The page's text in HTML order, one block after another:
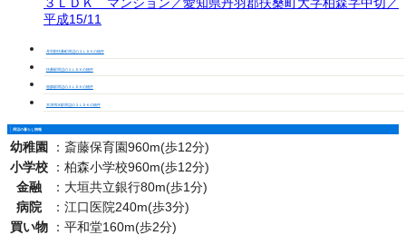
３ＬＤＫ マンション／愛知県丹羽郡扶桑町大字柏森字中切／
平成15/11
丹羽郡扶桑町周辺の３ＬＤＫの物件
扶桑駅周辺の３ＬＤＫの物件
柏森駅周辺の３ＬＤＫの物件
木津用水駅周辺の３ＬＤＫの物件
周辺の暮らし情報
幼稚園 ： 斎藤保育園960m(歩12分)
小学校
： 柏森小学校960m(歩12分)
金融
： 大垣共立銀行80m(歩1分)
病院
： 江口医院240m(歩3分)
買い物
： 平和堂160m(歩2分)